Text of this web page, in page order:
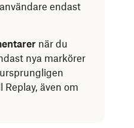
endast
när du
nya markörer
även om